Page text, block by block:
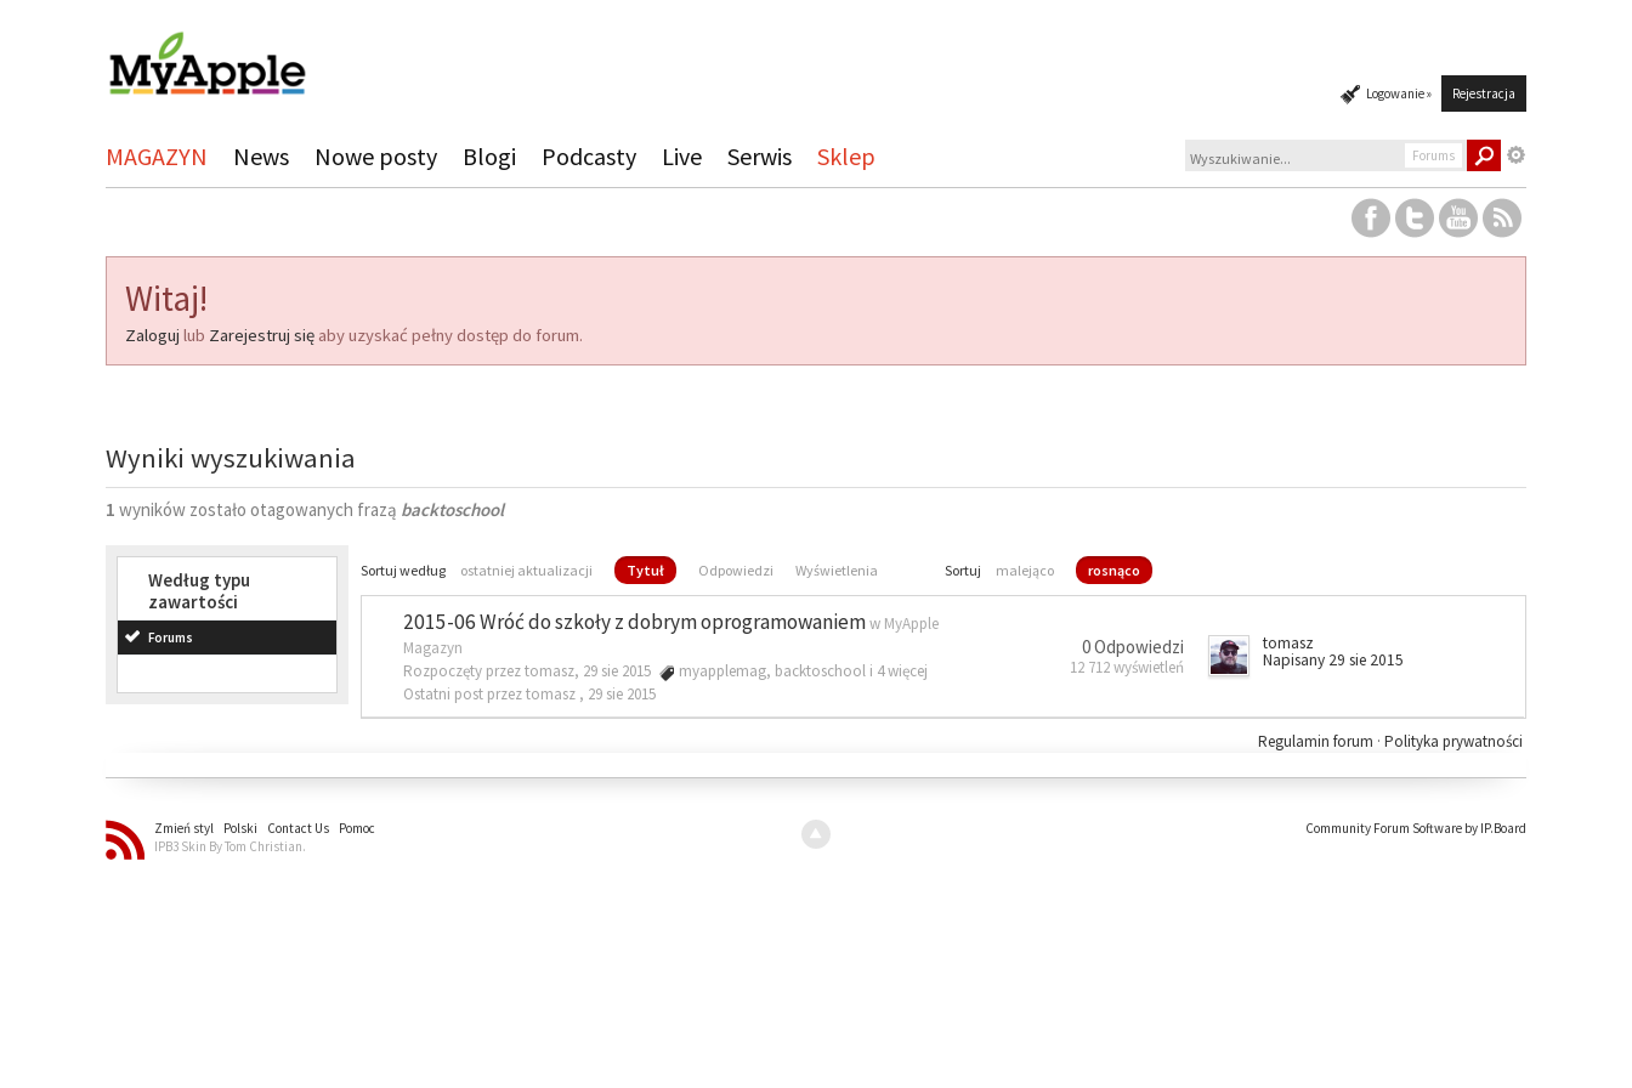
Logowanie » Rejestracja
MAGAZYN News Nowe posty Blogi Podcasty Live Serwis Sklep Forums
Witaj!
Zaloguj lub Zarejestruj się aby uzyskać pełny dostęp do forum.
Wyniki wyszukiwania
1 wyników zostało otagowanych frazą backtoschool
Według typu
zawartości
Forums
Sortuj według ostatniej aktualizacji Tytuł Odpowiedzi Wyświetlenia Sortuj malejąco rosnąco
2015-06 Wróć do szkoły z dobrym oprogramowaniemw MyApple
Magazyn
Rozpoczęty przez tomasz, 29 sie 2015
myapplemag, backtoschool i 4 więcej
Ostatni post przez tomasz , 29 sie 2015
0 Odpowiedzi
12 712 wyświetleń
tomasz
Napisany 29 sie 2015
Polityka prywatności
Regulamin forum ·
Zmień styl Polski Contact Us
Pomoc
IPB3 Skin By Tom Christian.
Community Forum Software by IP.Board